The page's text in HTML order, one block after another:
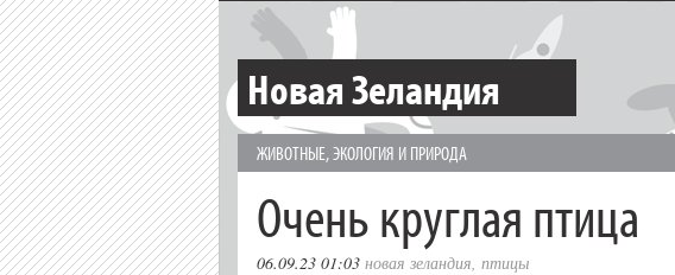
Новая Зеландия
ЖИВОТНЫЕ,ЭКОЛОГИЯ И ПРИРОДА
Очень круглая птица
06.09.23 01:03 новая зеландия, птицы